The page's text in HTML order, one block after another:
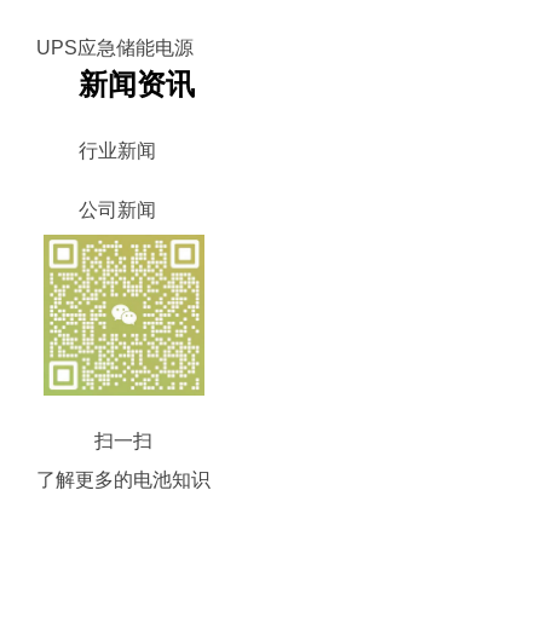
UPS应急储能电源
新闻资讯
行业新闻
公司新闻
扫一扫
了解更多的电池知识